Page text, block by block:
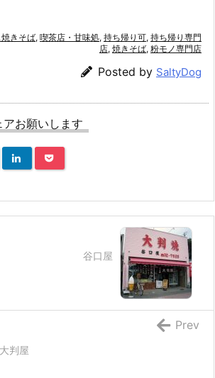
きそば, 喫茶店・甘味処, 持ち帰り可, 持ち帰り専門
店, 焼きそば, 粉モノ専門店
Posted by SaltyDog
お願いします
谷口屋
大判屋
Prev